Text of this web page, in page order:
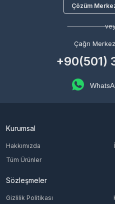
Çözüm
Çağrı
+90(501)
Kurumsal
Hakkımızda
Tüm Ürünler
Sözleşmeler
Gizlilik Politikası